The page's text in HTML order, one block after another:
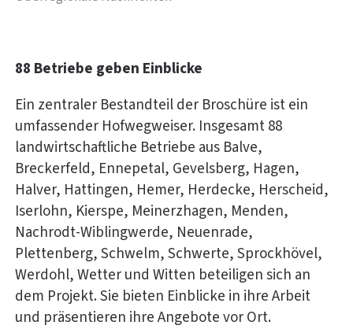
88 Betriebe geben Einblicke
Ein zentraler Bestandteil der Broschüre ist ein
umfassender Hofwegweiser. Insgesamt 88
landwirtschaftliche Betriebe aus Balve,
Breckerfeld, Ennepetal, Gevelsberg, Hagen,
Halver, Hattingen, Hemer, Herdecke, Herscheid,
Iserlohn, Kierspe, Meinerzhagen, Menden,
Nachrodt-Wiblingwerde, Neuenrade,
Plettenberg, Schwelm, Schwerte, Sprockhövel,
Werdohl, Wetter und Witten beteiligen sich an
dem Projekt. Sie bieten Einblicke in ihre Arbeit
und präsentieren ihre Angebote vor Ort.